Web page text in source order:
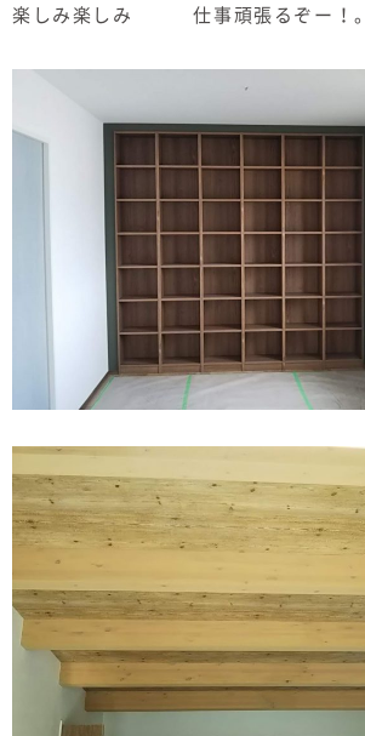
資料請求
お電話での
0120-37-
1806
楽しみ楽しみ 仕事頑張るぞー！。